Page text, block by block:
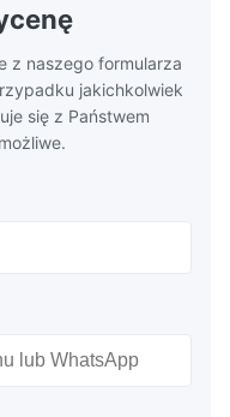
z naszego formularza
jakichkolwiek
się z Państwem